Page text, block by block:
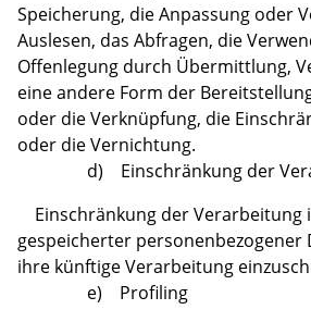
Speicherung, die Anpassung oder
Auslesen, das Abfragen, die
Offenlegung durch Übermittlung,
eine andere Form der
oder die Verknüpfung, die
oder die Vernichtung.
d) Einschränkung der
Einschränkung der Verarbeitung
gespeicherter personenbezogener
ihre künftige Verarbeitung
e) Profiling